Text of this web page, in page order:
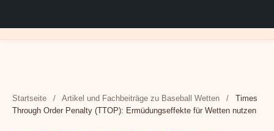
Analysen & Strategien
für lukrative Quoten
Märkte und Optionen für
Sportwetten
Baseball Wetten:
Matchups und
Strategie: Quoten in
Echtzeit analysieren
Value Betting im
Baseball: Profitable
Artikel und
Fachbeiträge zu
News rund um Baseball
Wetten und Analysen
Startseite / Artikel und Fachbeiträge zu Baseball Wetten /
Times
Through Order Penalty (TTOP): Ermüdungseffekte für Wetten nutzen